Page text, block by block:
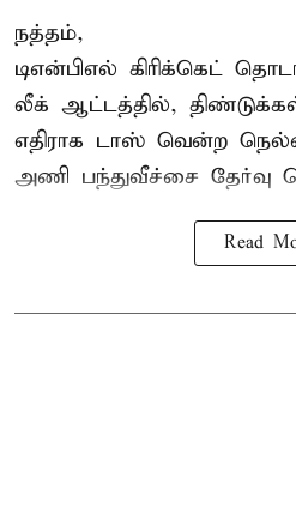
நத்தம்,
டிஎன்பிஎல் கிரிக்கெட்
லீக் ஆட்டத்தில்,
எதிராக டாஸ் வென்ற
அணி பந்துவீச்சை தேர்வு
Read